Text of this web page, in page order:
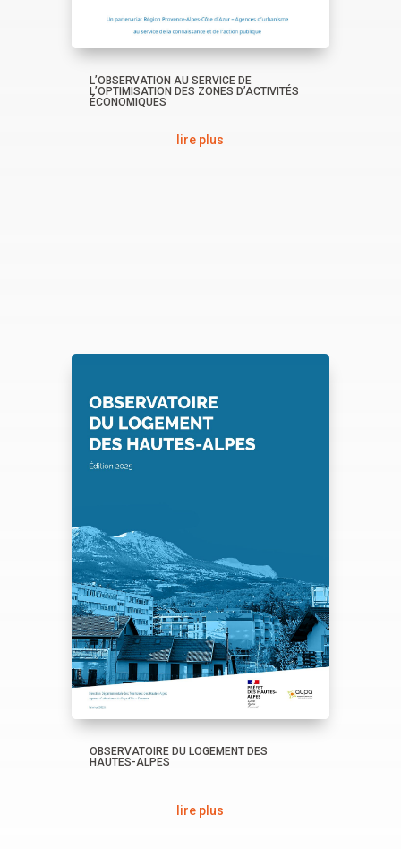
L’OBSERVATION AU SERVICE DE
L’OPTIMISATION DES ZONES D’ACTIVITÉS
ÉCONOMIQUES
lire plus
OBSERVATOIRE DU LOGEMENT DES
HAUTES-ALPES
lire plus